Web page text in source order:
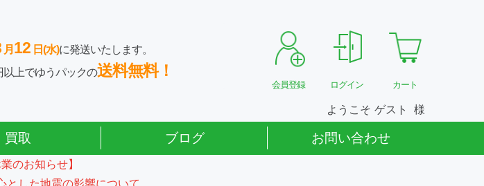
月 12 日(水)に発送いたします。
以上でゆうパックの送料無料！
会員登録 ログイン カート
ようこそ ゲスト
買取 ブログ お問い合わせ
業のお知らせ】
とした地震の影響について